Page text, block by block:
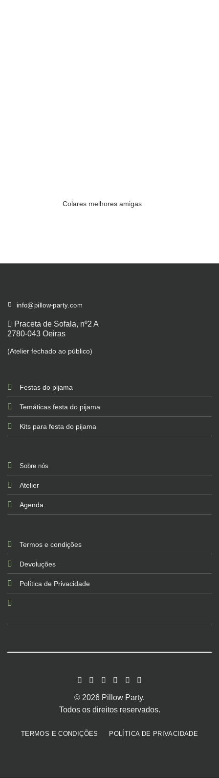
Colares melhores amigas
info@pillow-party.com
Praceta de Sofala, nº2 A
2780-043 Oeiras
(Atelier fechado ao público)
Festas do pijama
Temáticas festa do pijama
Kits para festa do pijama
Sobre nós
Atelier
Agenda
Termos e condições
Devoluções
Política de Privacidade
© 2026 Pillow Party.
Todos os direitos reservados.
TERMOS E CONDIÇÕES POLÍTICA DE PRIVACIDADE